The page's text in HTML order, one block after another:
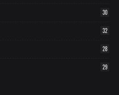
30
32
28
29